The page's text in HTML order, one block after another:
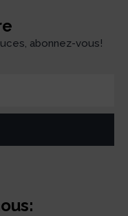
abonnez-vous!